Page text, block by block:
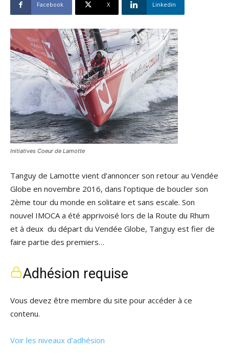
Facebook X Linkedin
Initiatives Coeur de Lamotte
Tanguy de Lamotte vient d’annoncer son retour au Vendée
Globe en novembre 2016, dans l’optique de boucler son
2ème tour du monde en solitaire et sans escale. Son
nouvel IMOCA a été apprivoisé lors de la Route du Rhum
et à deux du départ du Vendée Globe, Tanguy est fier de
faire partie des premiers…
Adhésion requise
Vous devez être membre du site pour accéder à ce
contenu.
Voir les niveaux d’adhésion